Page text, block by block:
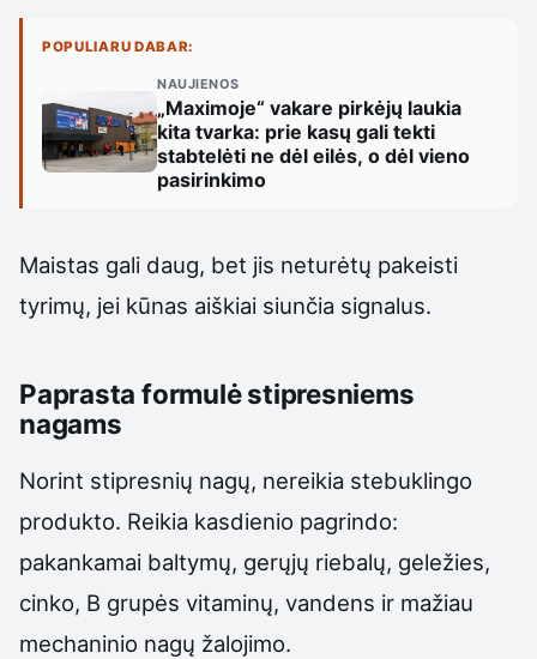
POPULIARU DABAR:
NAUJIENOS
„Maximoje“ vakare pirkėjų laukia
kita tvarka: prie kasų gali tekti
stabtelėti ne dėl eilės, o dėl vieno
pasirinkimo
Maistas gali daug, bet jis neturėtų pakeisti
tyrimų, jei kūnas aiškiai siunčia signalus.
Paprasta formulė stipresniems
nagams
Norint stipresnių nagų, nereikia stebuklingo
produkto. Reikia kasdienio pagrindo:
pakankamai baltymų, gerųjų riebalų, geležies,
cinko, B grupės vitaminų, vandens ir mažiau
mechaninio nagų žalojimo.